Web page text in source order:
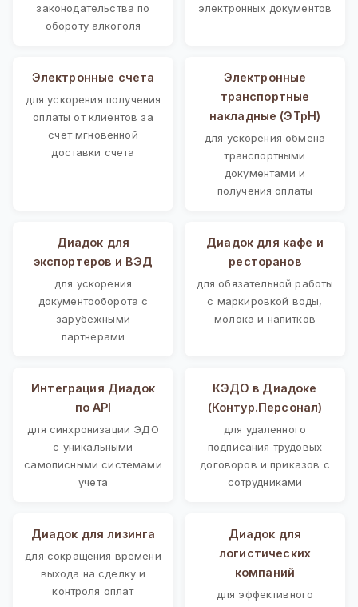
законодательства по
обороту алкоголя
электронных документов
Электронные счета
для ускорения получения
оплаты от клиентов за
счет мгновенной
доставки счета
Электронные
транспортные
накладные (ЭТрН)
для ускорения обмена
транспортными
документами и
получения оплаты
Диадок для
экспортеров и ВЭД
для ускорения
документооборота с
зарубежными
партнерами
Диадок для кафе и
ресторанов
для обязательной работы
с маркировкой воды,
молока и напитков
Интеграция Диадок
по API
для синхронизации ЭДО
с уникальными
самописными системами
учета
КЭДО в Диадоке
(Контур.Персонал)
для удаленного
подписания трудовых
договоров и приказов с
сотрудниками
Диадок для лизинга
для сокращения времени
выхода на сделку и
контроля оплат
Диадок для
логистических
компаний
для эффективного